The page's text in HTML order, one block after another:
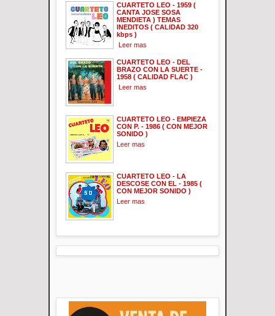
CUARTETO LEO - 1959 (
CANTA JOSE SOSA
MENDIETA ) TEMAS
INEDITOS ( CALIDAD 320
kbps )
Leer mas
CUARTETO LEO - DEL
BRAZO CON LA SUERTE -
1958 ( CALIDAD FLAC )
Leer mas
CUARTETO LEO - EMPIEZA
CON P. - 1986 ( CON MEJOR
SONIDO )
Leer mas
CUARTETO LEO - LA
DESCOSE CON EL - 1985 (
CON MEJOR SONIDO )
Leer mas